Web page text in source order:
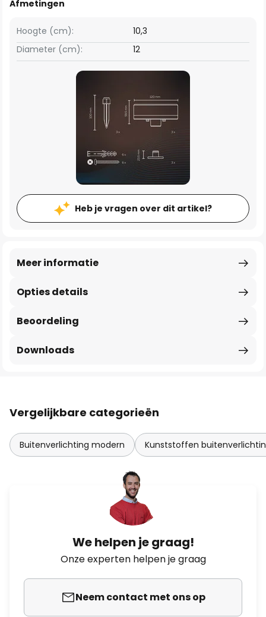
Afmetingen
Hoogte (cm):
10,3
Diameter (cm):
12
Heb je vragen over dit artikel?
Opties details
Meer informatie
Beoordeling
Downloads
Vergelijkbare categorieën
Buitenverlichting modern Kunststoffen
We helpen je graag!
Onze experten helpen je graag
Neem contact met ons op